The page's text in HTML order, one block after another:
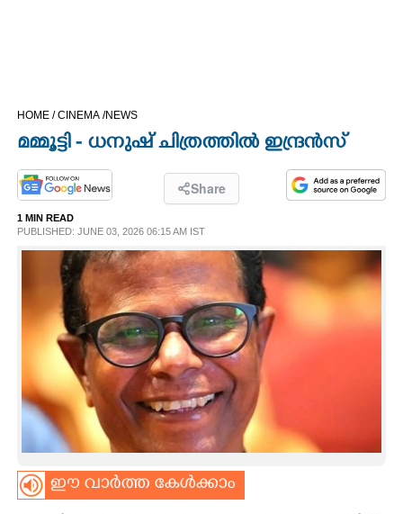
OPINION
PHOTOS
LIFESTYLE
SPIRITUAL
INFO+
ASTRO
HOME /CINEMA /NEWS
മമ്മൂട്ടി - ധനുഷ് ചിത്രത്തിൽ ഇന്ദ്രൻസ്
Share
1 MIN READ
PUBLISHED: JUNE 03, 2026 06:15 AM IST
ഈ വാർത്ത കേൾക്കാം